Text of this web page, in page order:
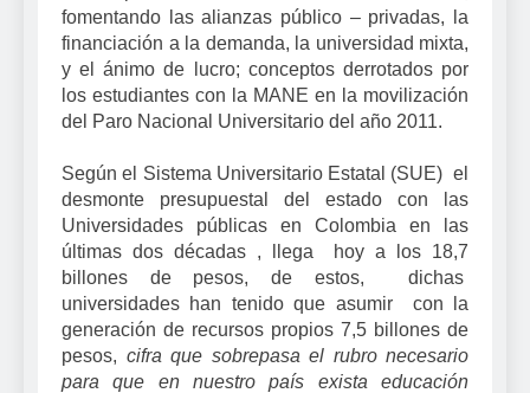
fomentando las alianzas público – privadas, la
financiación a la demanda, la universidad mixta,
y el ánimo de lucro; conceptos derrotados por
los estudiantes con la MANE en la movilización
del Paro Nacional Universitario del año 2011.
Según el Sistema Universitario Estatal (SUE) el
desmonte presupuestal del estado con las
Universidades públicas en Colombia en las
últimas dos décadas , llega hoy a los 18,7
billones de pesos, de estos, dichas
universidades han tenido que asumir con la
generación de recursos propios 7,5 billones de
pesos, cifra que sobrepasa el rubro necesario
para que en nuestro país exista educación